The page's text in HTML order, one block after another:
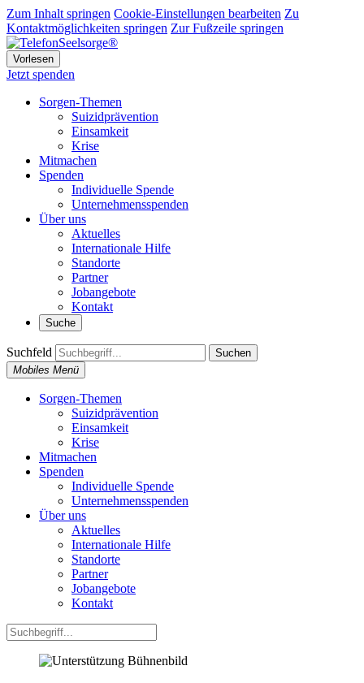
Zum Inhalt springen Cookie-Einstellungen bearbeiten Zu
Kontaktmöglichkeiten springen Zur Fußzeile springen
Vorlesen
Jetzt spenden
Sorgen-Themen
Suizidprävention
Einsamkeit
Krise
Mitmachen
Spenden
Individuelle Spende
Unternehmensspenden
Über uns
Aktuelles
Internationale Hilfe
Standorte
Partner
Jobangebote
Kontakt
Suche
Suchfeld
Suchen
Mobiles Menü
Sorgen-Themen
Suizidprävention
Einsamkeit
Krise
Mitmachen
Spenden
Individuelle Spende
Unternehmensspenden
Über uns
Aktuelles
Internationale Hilfe
Standorte
Partner
Jobangebote
Kontakt